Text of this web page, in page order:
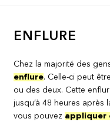
ENFLURE
Chez la majorité des
enflure. Celle-ci peut
ou des deux. Cette
jusqu’à 48 heures après
vous pouvez appliquer